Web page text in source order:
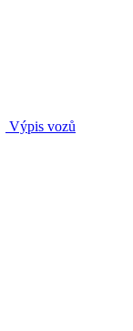
Výpis vozů